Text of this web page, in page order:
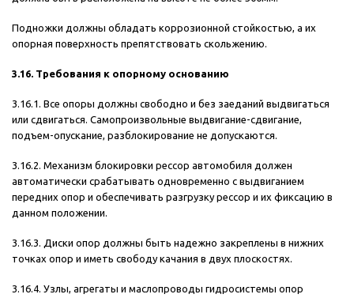
Подножки должны обладать коррозионной стойкостью, а их
опорная поверхность препятствовать скольжению.
3.16. Требования к опорному основанию
3.16.1. Все опоры должны свободно и без заеданий выдвигаться
или сдвигаться. Самопроизвольные выдвигание-сдвигание,
подъем-опускание, разблокирование не допускаются.
3.16.2. Механизм блокировки рессор автомобиля должен
автоматически срабатывать одновременно с выдвиганием
передних опор и обеспечивать разгрузку рессор и их фиксацию в
данном положении.
3.16.3. Диски опор должны быть надежно закреплены в нижних
точках опор и иметь свободу качания в двух плоскостях.
3.16.4. Узлы, агрегаты и маслопроводы гидросистемы опор